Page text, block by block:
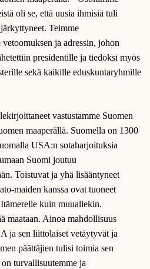
oli se, että uusia ihmisiä tuli
Teimme
ja adressin, johon
presidentille ja tiedoksi myös
sekä kaikille eduskuntaryhmille
vastustamme Suomen
maaperällä. Suomella on 1300
USA:n sotaharjoituksia
Suomi joutuu
Toistuvat ja yhä lisääntyneet
maiden kanssa ovat tuoneet
kuin muuallekin.
maataan. Ainoa mahdollisuus
ja sen liittolaiset vetäytyvät ja
päättäjien tulisi toimia sen
turvallisuutemme ja